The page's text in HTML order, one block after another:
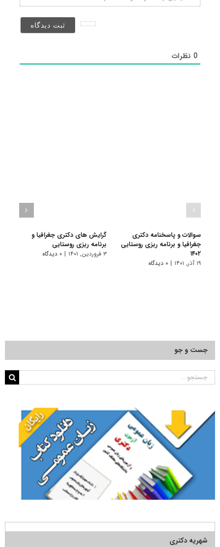
(منتشر
0نظرات
سوالات و پاسخنامه دکتری
جغرافیا و برنامه ریزی روستایی
۱۴۰۲
۱۹ آذر, ۱۴۰۱ | ۰ دیدگاه
گرایش های دکتری ﺟﻐﺮاﻓﻴﺎ و
برنامه ریزی روﺳﺘﺎیی
۳ فروردین, ۱۴۰۱ | ۰ دیدگاه
جست و جو
جستجو
شهریه دکتری